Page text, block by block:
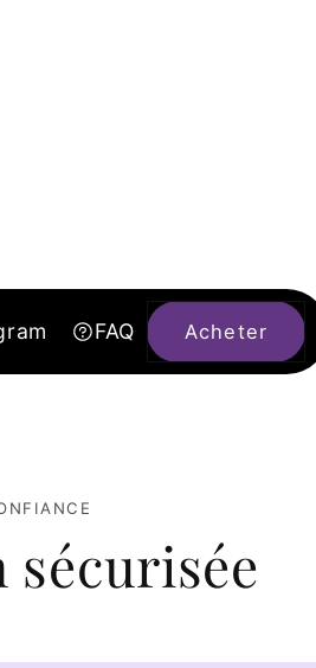
FAQ Acheter